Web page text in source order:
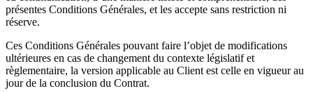
présentes Conditions Générales, et les accepte sans restriction ni
réserve.
Ces Conditions Générales pouvant faire l’objet de modifications
ultérieures en cas de changement du contexte législatif et
règlementaire, la version applicable au Client est celle en vigueur au
jour de la conclusion du Contrat.